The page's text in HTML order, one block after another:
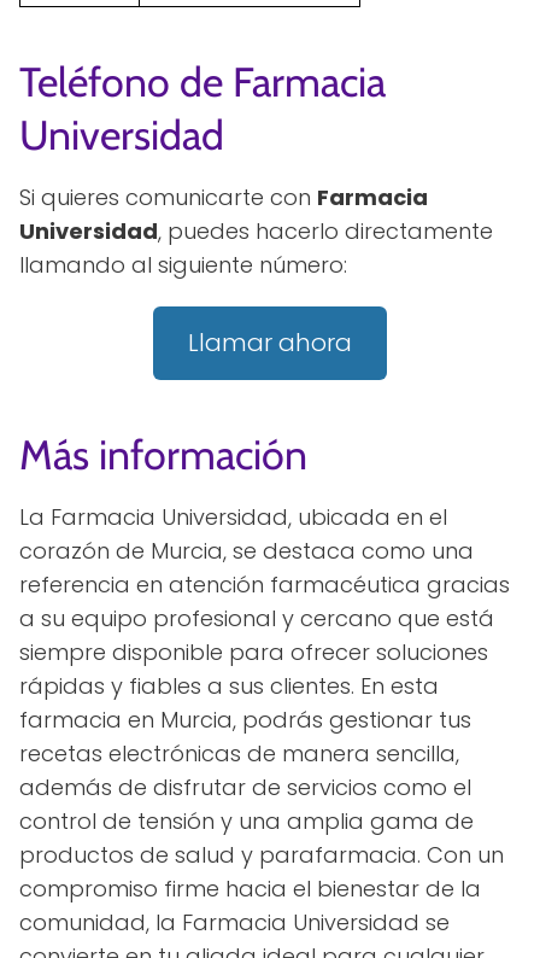
Teléfono de Farmacia
Universidad
Si quieres comunicarte con Farmacia
Universidad, puedes hacerlo directamente
llamando al siguiente número:
Llamar ahora
Más información
La Farmacia Universidad, ubicada en el
corazón de Murcia, se destaca como una
referencia en atención farmacéutica gracias
a su equipo profesional y cercano que está
siempre disponible para ofrecer soluciones
rápidas y fiables a sus clientes. En esta
farmacia en Murcia, podrás gestionar tus
recetas electrónicas de manera sencilla,
además de disfrutar de servicios como el
control de tensión y una amplia gama de
productos de salud y parafarmacia. Con un
compromiso firme hacia el bienestar de la
comunidad, la Farmacia Universidad se